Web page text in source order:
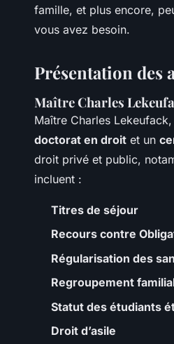
famille, et plus encore,
vous avez besoin.
Présentation des
Maître Charles
Maître Charles
doctorat en droit et un
droit privé et public,
incluent :
Titres de séjour
Recours contre
Régularisation des
Regroupement
Statut des étudiants
Droit d’asile